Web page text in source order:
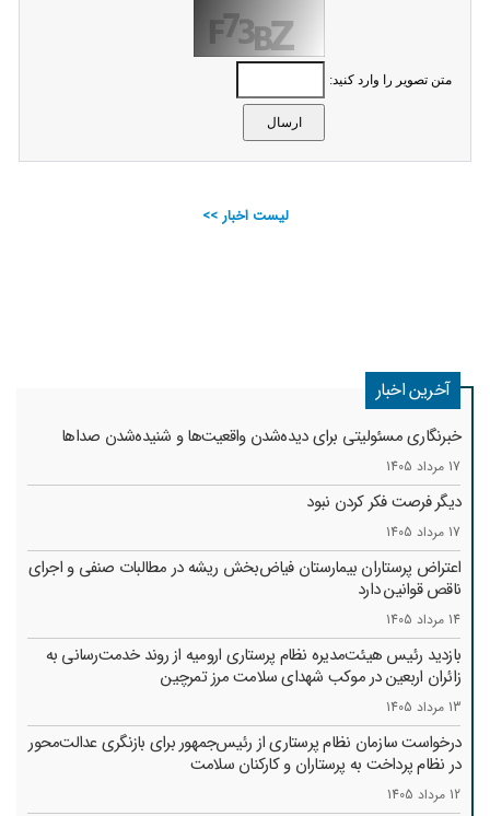
متن تصویر را وارد کنید:
لیست اخبار >>
آخرین اخبار
خبرنگاری مسئولیتی برای دیده‌شدن واقعیت‌ها و شنیده‌شدن صداها
17 مرداد 1405
دیگر فرصت فکر کردن نبود
17 مرداد 1405
اعتراض پرستاران بیمارستان فیاض‌بخش ریشه در مطالبات صنفی و اجرای
ناقص قوانین دارد
14 مرداد 1405
بازدید رئیس هیئت‌مدیره نظام پرستاری ارومیه از روند خدمت‌رسانی به
زائران اربعین در موکب شهدای سلامت مرز تمرچین
13 مرداد 1405
درخواست سازمان نظام پرستاری از رئیس‌جمهور برای بازنگری عدالت‌محور
در نظام پرداخت به پرستاران و کارکنان سلامت
12 مرداد 1405